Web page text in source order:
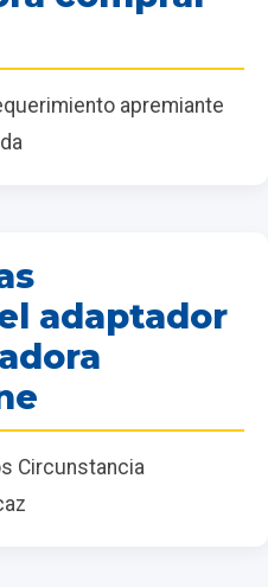
apremiante
adaptador
Circunstancia